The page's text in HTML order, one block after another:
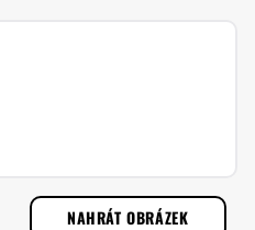
NAHRÁT OBRÁZEK